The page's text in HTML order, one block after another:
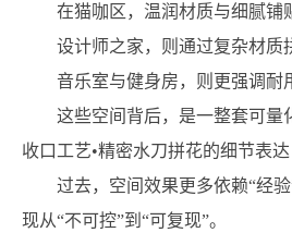
在猫咖区，温润材质与细腻铺
设计师之家，则通过复杂材质
音乐室与健身房，则更强调耐
这些空间背后，是一整套可量
收口工艺•精密水刀拼花的细节
过去，空间效果更多依赖“经
现从“不可控”到“可复现”。